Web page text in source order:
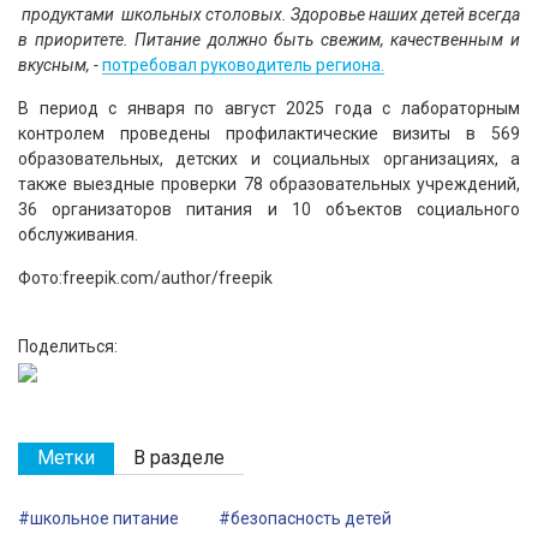
продуктами школьных столовых. Здоровье наших детей всегда
в приоритете. Питание должно быть свежим, качественным и
вкусным, -потребовал руководитель региона.
В период с января по август 2025 года с лабораторным
контролем проведены профилактические визиты в 569
образовательных, детских и социальных организациях, а
также выездные проверки 78 образовательных учреждений,
36 организаторов питания и 10 объектов социального
обслуживания.
Фото:freepik.com/author/freepik
Поделиться:
Метки В разделе
#школьное питание #безопасность детей